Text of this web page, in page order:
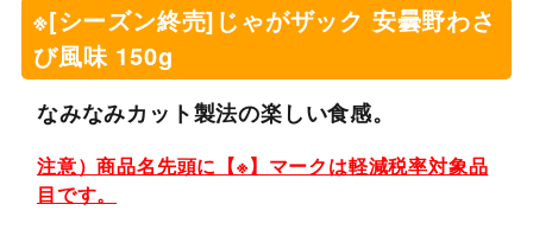
※[シーズン終売]じゃがザック 安曇野わさ
び風味 150g
なみなみカット製法の楽しい食感。
注意）商品名先頭に【※】マークは軽減税率対象品
目です。